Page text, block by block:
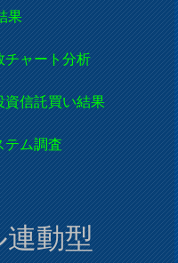
果
ャート分析
信託買い結果
ム調査
動型